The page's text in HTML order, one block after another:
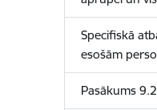
Specifiskā
esošām
Pasākums